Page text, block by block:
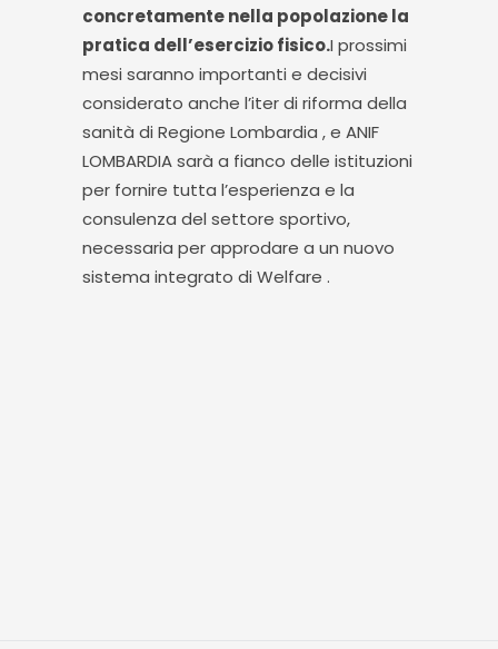
concretamente nella popolazione la
pratica dell’esercizio fisico.I prossimi
mesi saranno importanti e decisivi
considerato anche l’iter di riforma della
sanità di Regione Lombardia , e ANIF
LOMBARDIA sarà a fianco delle istituzioni
per fornire tutta l’esperienza e la
consulenza del settore sportivo,
necessaria per approdare a un nuovo
sistema integrato di Welfare .